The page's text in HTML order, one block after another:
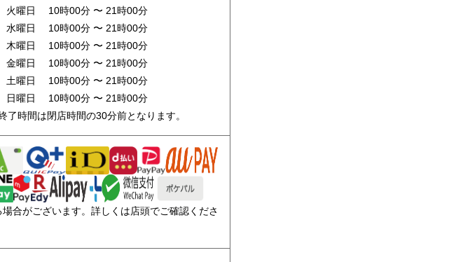
火曜日 10時00分 〜 21時00分
水曜日 10時00分 〜 21時00分
木曜日 10時00分 〜 21時00分
金曜日 10時00分 〜 21時00分
土曜日 10時00分 〜 21時00分
日曜日 10時00分 〜 21時00分
了時間は閉店時間の30分前となります。
合がございます。詳しくは店頭でご確認くださ